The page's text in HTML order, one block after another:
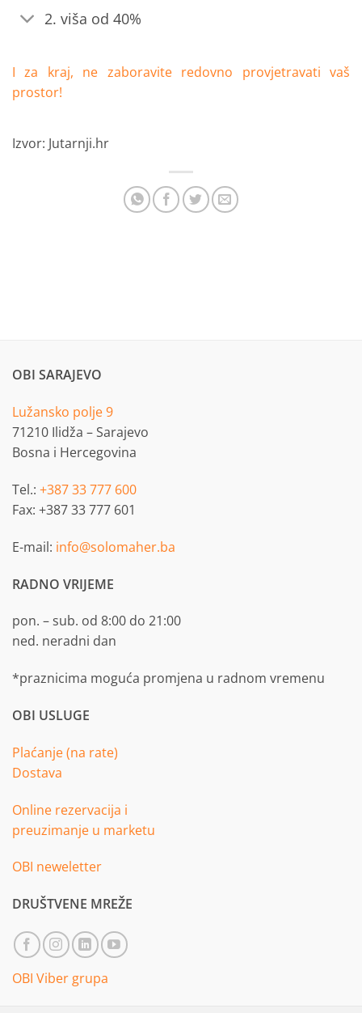
2. viša od 40%
I za kraj, ne zaboravite redovno provjetravati vaš
prostor!
Izvor: Jutarnji.hr
OBI SARAJEVO
Lužansko polje 9
71210 Ilidža – Sarajevo
Bosna i Hercegovina
Tel.: +387 33 777 600
Fax: +387 33 777 601
E-mail: info@solomaher.ba
RADNO VRIJEME
pon. – sub. od 8:00 do 21:00
ned. neradni dan
*praznicima moguća promjena u radnom vremenu
OBI USLUGE
Plaćanje (na rate)
Dostava
Online rezervacija i
preuzimanje u marketu
OBI neweletter
DRUŠTVENE MREŽE
OBI Viber grupa